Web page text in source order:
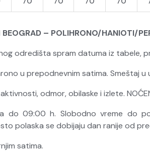
– POLIHRONO/HANIOTI/
odredišta spram datuma iz tabele,
u prepodnevnim satima. Smeštaj u
aktivnosti, odmor, obilaske i
do 09:00 h. Slobodno vreme do
polaska se dobijaju dan ranije od
satima.